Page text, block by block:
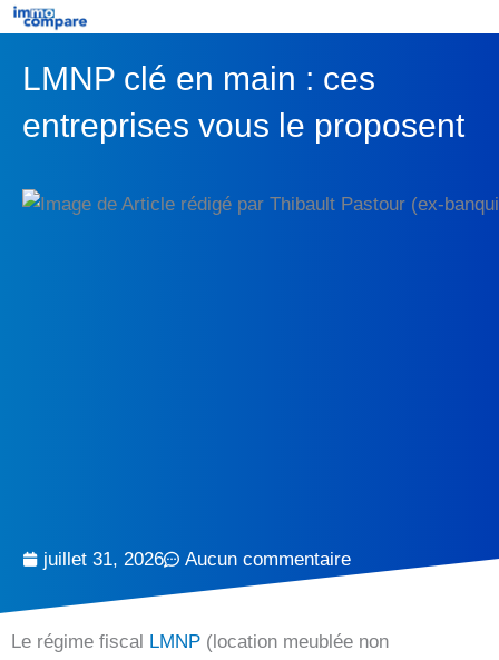
Aller
contenu
Prestataires
Qui sommes-nous ?
LMNP clé en main : ces
entreprises vous le proposent
juillet 31, 2026 Aucun commentaire
Le régime fiscal LMNP (location meublée non